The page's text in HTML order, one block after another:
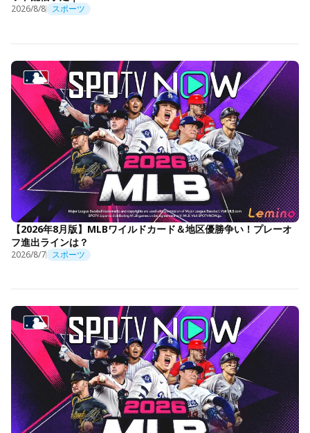
2026/8/8 スポーツ
【2026年8月版】MLBワイルドカード＆地区優勝争い！プレーオ
フ進出ラインは？
2026/8/7 スポーツ